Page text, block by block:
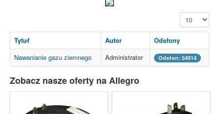
Pokaż #
Tytuł Autor
Odsłony
Nawanianie gazu ziemnego
Administrator Odsłon: 54914
Zobacz nasze oferty na Allegro